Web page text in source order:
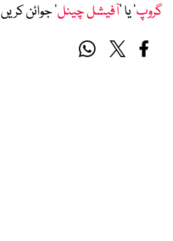
گروپ‘ یا ’آفیشل چینل‘ جوائن کریں